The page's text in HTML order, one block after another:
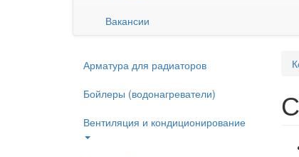
Вакансии
Арматура для радиаторов
Бойлеры (водонагреватели)
Вентиляция и кондиционирование